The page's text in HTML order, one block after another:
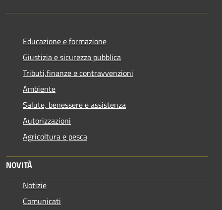
Educazione e formazione
Giustizia e sicurezza pubblica
Tributi,finanze e contravvenzioni
Ambiente
Salute, benessere e assistenza
Autorizzazioni
Agricoltura e pesca
NOVITÀ
Notizie
Comunicati